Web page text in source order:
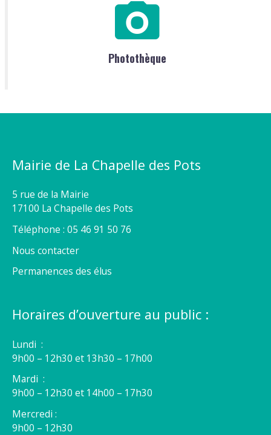
Photothèque
Mairie de La Chapelle des Pots
5 rue de la Mairie
17100 La Chapelle des Pots
Téléphone : 05 46 91 50 76
Nous contacter
Permanences des élus
Horaires d’ouverture au public :
Lundi :
9h00 – 12h30 et 13h30 – 17h00
Mardi :
9h00 – 12h30 et 14h00 – 17h30
Mercredi :
9h00 – 12h30